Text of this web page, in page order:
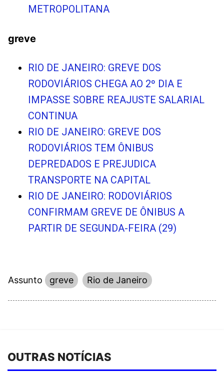
METROPOLITANA
greve
RIO DE JANEIRO: GREVE DOS
RODOVIÁRIOS CHEGA AO 2º DIA E
IMPASSE SOBRE REAJUSTE SALARIAL
CONTINUA
RIO DE JANEIRO: GREVE DOS
RODOVIÁRIOS TEM ÔNIBUS
DEPREDADOS E PREJUDICA
TRANSPORTE NA CAPITAL
RIO DE JANEIRO: RODOVIÁRIOS
CONFIRMAM GREVE DE ÔNIBUS A
PARTIR DE SEGUNDA-FEIRA (29)
Assunto greve Rio de Janeiro
OUTRAS NOTÍCIAS